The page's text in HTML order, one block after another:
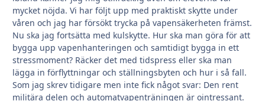
mycket nöjda. Vi har följt upp med praktiskt skytte under
våren och jag har försökt trycka på vapensäkerheten främst.
Nu ska jag fortsätta med kulskytte. Hur ska man göra för att
bygga upp vapenhanteringen och samtidigt bygga in ett
stressmoment? Räcker det med tidspress eller ska man
lägga in förflyttningar och ställningsbyten och hur i så fall.
Som jag skrev tidigare men inte fick något svar: Den rent
militära delen och automatvapenträningen är ointressant.